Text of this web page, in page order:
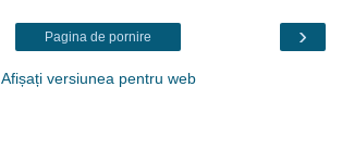
›
Pagina de pornire
Afișați versiunea pentru web